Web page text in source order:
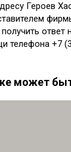
Героев
ответ
телефона +7
может